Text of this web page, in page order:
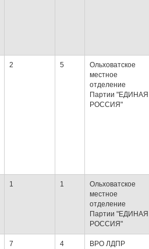
2 5
Ольховатское
местное
отделение
Партии "ЕДИНАЯ
РОССИЯ"
1 1
Ольховатское
местное
отделение
Партии "ЕДИНАЯ
РОССИЯ"
7 4 ВРО ЛДПР